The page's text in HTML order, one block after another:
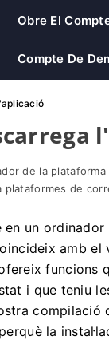
Obre El
Compte De
de la
plataformes de
en un
amb
funcions
i que teniu
compilació
la